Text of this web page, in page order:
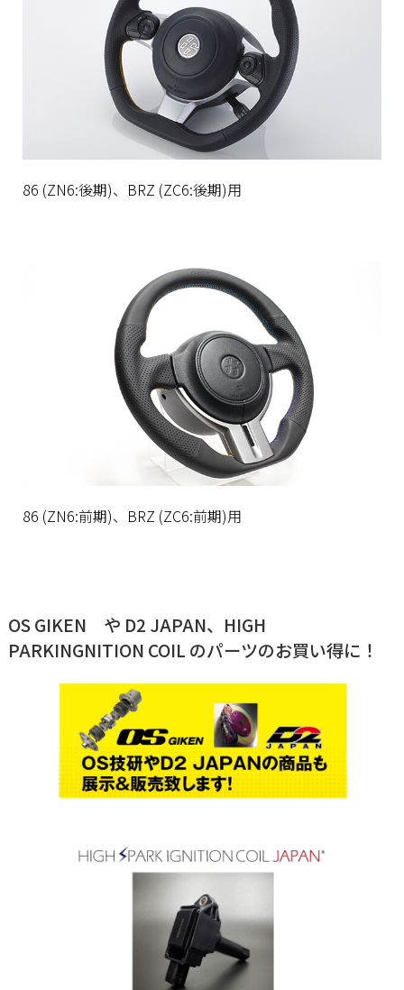
86 (ZN6:後期)、BRZ (ZC6:後期)用
86 (ZN6:前期)、BRZ (ZC6:前期)用
OS GIKEN や D2 JAPAN、HIGH
PARKINGNITION COIL のパーツのお買い得に！